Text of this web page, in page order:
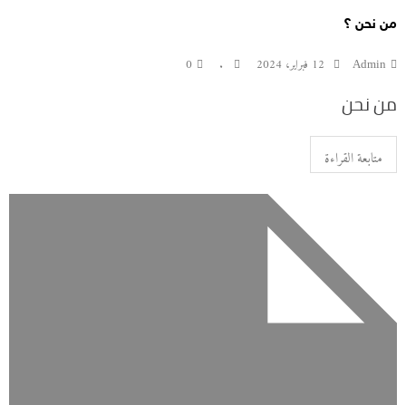
من نحن ؟
Admin 12 فبراير، 2024 .
0
من نحن
متابعة القراءة